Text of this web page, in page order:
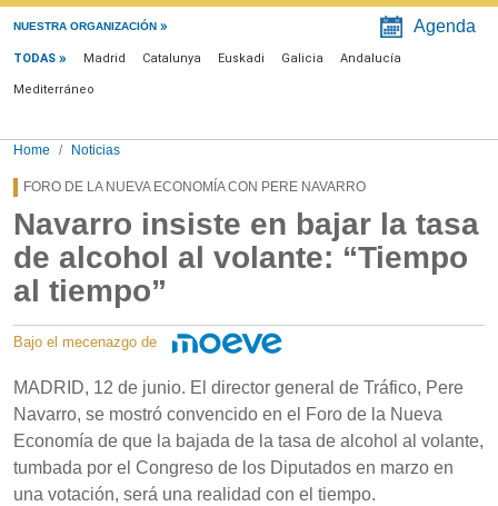
NUESTRA ORGANIZACIÓN Agenda
Menú noticias
TODAS Madrid Catalunya Euskadi Galicia Andalucía
Mediterráneo
Home Noticias
FORO DE LA NUEVA ECONOMÍA CON PERE NAVARRO
Navarro insiste en bajar la tasa
de alcohol al volante: “Tiempo
al tiempo”
Bajo el mecenazgo de
MADRID, 12 de junio. El director general de Tráfico, Pere
Navarro, se mostró convencido en el Foro de la Nueva
Economía de que la bajada de la tasa de alcohol al volante,
tumbada por el Congreso de los Diputados en marzo en
una votación, será una realidad con el tiempo.